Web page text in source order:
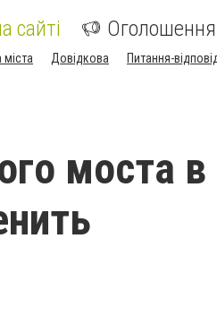
сайті Оголошення
міста Довідкова Питання-
моста в